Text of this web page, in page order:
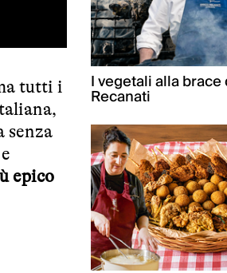
tutti i
senza
epico
I vegetali alla
Recanati